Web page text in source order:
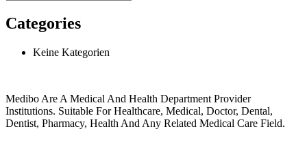
Categories
Keine Kategorien
Medibo Are A Medical And Health Department Provider
Institutions. Suitable For Healthcare, Medical, Doctor, Dental,
Dentist, Pharmacy, Health And Any Related Medical Care Field.